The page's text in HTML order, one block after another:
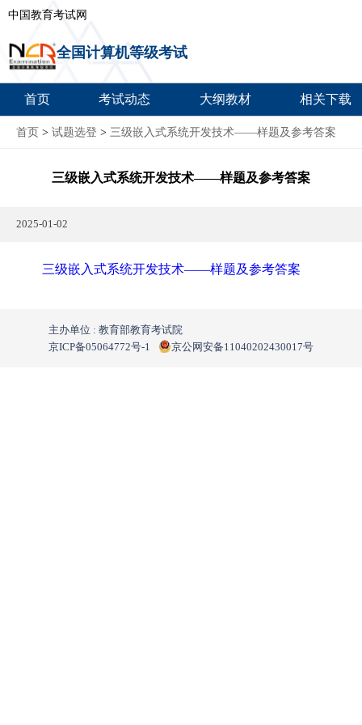
中国教育考试网
全国计算机等级考试
首页 考试动态 大纲教材 相关下载
首页 > 试题选登 > 三级嵌入式系统开发技术——样题及参考答案
三级嵌入式系统开发技术——样题及参考答案
2025-01-02
三级嵌入式系统开发技术——样题及参考答案
主办单位 : 教育部教育考试院
京ICP备05064772号-1
京公网安备11040202430017号